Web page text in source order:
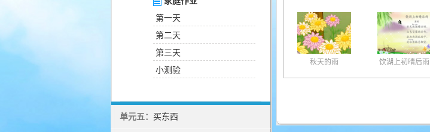
第一天
第二天
第三天
小测验
单元五： 买东西
秋天的雨 饮湖上初晴后雨